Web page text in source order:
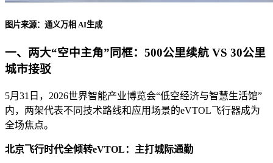
图片来源：通义万相 AI生成
一、两大“空中主角”同框：500公里续航 VS 30公里
城市接驳
5月31日，2026世界智能产业博览会“低空经济与智慧生活馆”
内，两架代表不同技术路线和应用场景的eVTOL飞行器成为
全场焦点。
北京飞行时代全倾转eVTOL：主打城际通勤